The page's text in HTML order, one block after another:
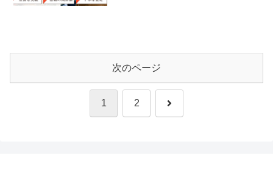
次のページ
1 2 次